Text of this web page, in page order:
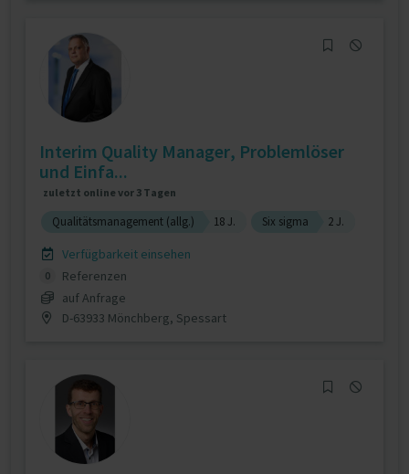
Interim Quality Manager, Problemlöser
und Einfa...
zuletzt online vor 3 Tagen
Qualitätsmanagement (allg.) 18 J. Six sigma 2 J.
Verfügbarkeit einsehen
0
Referenzen
auf Anfrage
D-63933 Mönchberg, Spessart